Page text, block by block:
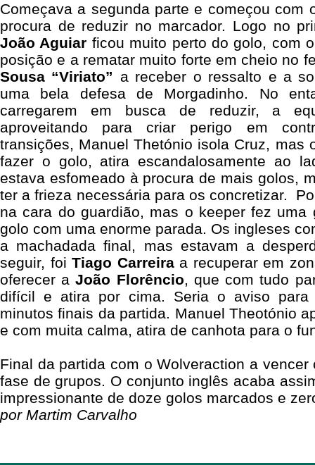
Começava a segunda parte e começou com
procura de reduzir no marcador. Logo no
João Aguiar ficou muito perto do golo, com
posição e a rematar muito forte em cheio no
Sousa “Viriato” a receber o ressalto e a
uma bela defesa de Morgadinho. No
carregarem em busca de reduzir, a
aproveitando para criar perigo em
transições, Manuel Thetónio isola Cruz, mas
fazer o golo, atira escandalosamente ao
estava esfomeado à procura de mais golos,
ter a frieza necessária para os concretizar.
na cara do guardião, mas o keeper fez uma
golo com uma enorme parada. Os ingleses
a machadada final, mas estavam a
seguir, foi Tiago Carreiraa recuperar em
oferecer aJoão Florêncio, que com tudo
difícil e atira por cima. Seria o aviso
minutos finais da partida. Manuel Theotónio
e com muita calma, atira de canhota para o
Final da partida com o Wolveraction a
fase de grupos. O conjunto inglês acaba
impressionante de doze golos marcados e
por Martim Carvalho